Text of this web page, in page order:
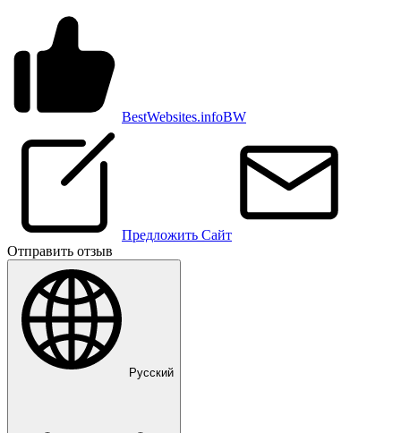
BestWebsites.infoBW
Предложить Сайт
Отправить отзыв
Pусский